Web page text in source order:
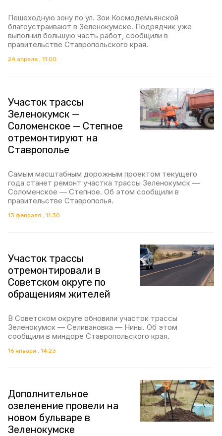
Пешеходную зону по ул. Зои Космодемьянской
благоустраивают в Зеленокумске. Подрядчик уже
выполнил большую часть работ, сообщили в
правительстве Ставропольского края.
24 апреля , 11:00
Участок трассы
Зеленокумск —
Соломенское — Степное
отремонтируют на
Ставрополье
Самым масштабным дорожным проектом текущего
года станет ремонт участка трассы Зеленокумск —
Соломенское — Степное. Об этом сообщили в
правительстве Ставрополья.
13 февраля , 11:30
Участок трассы
отремонтировали в
Советском округе по
обращениям жителей
В Советском округе обновили участок трассы
Зеленокумск — Селивановка — Нины. Об этом
сообщили в миндоре Ставропольского края.
16 января , 14:23
Дополнительное
озеленение провели на
новом бульваре в
Зеленокумске